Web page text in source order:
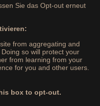
Sie das Opt-out erneut
from aggregating and
so will protect your
from learning from your
for you and other users.
box to opt-out.